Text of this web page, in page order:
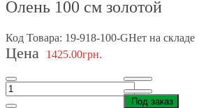
Олень 100 см золотой
Код Товара: 19-918-100-GНет на складе
Цена 1425.00грн.
Под заказ